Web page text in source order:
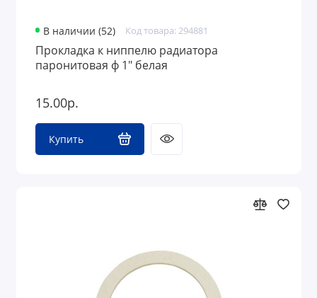
В наличии (52) Код товара: 294881
Прокладка к ниппелю радиатора
паронитовая ф 1" белая
15.00р.
Купить